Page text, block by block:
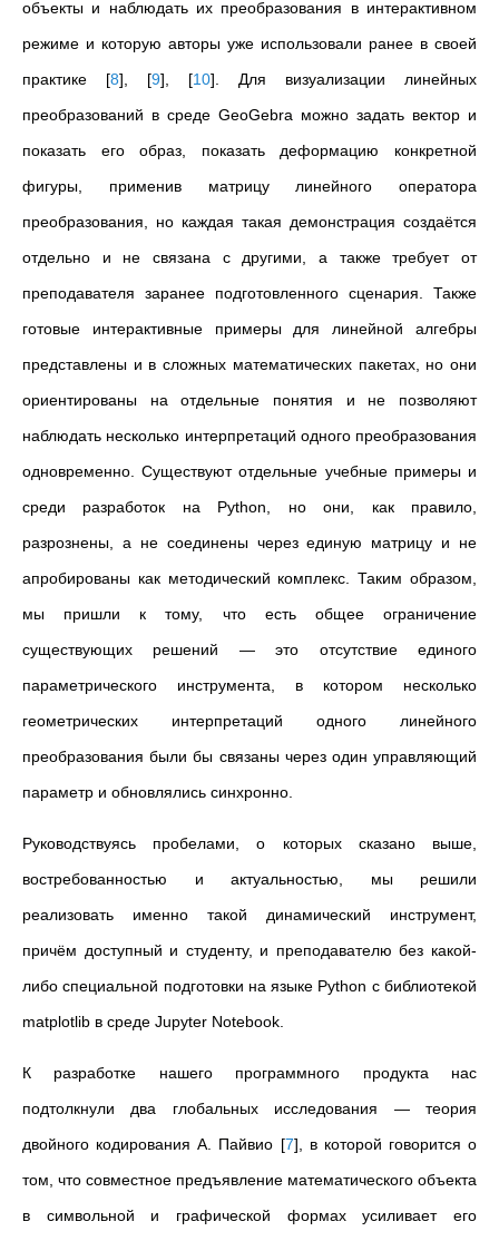
объекты и наблюдать их преобразования в интерактивном
режиме и которую авторы уже использовали ранее в своей
практике [8] [9] [10] . Для визуализации линейных
преобразований в среде GeoGebra можно задать вектор и
показать его образ, показать деформацию конкретной
фигуры, применив матрицу линейного оператора
преобразования, но каждая такая демонстрация создаётся
отдельно и не связана с другими, а также требует от
преподавателя заранее подготовленного сценария. Также
готовые интерактивные примеры для линейной алгебры
представлены и в сложных математических пакетах, но они
ориентированы на отдельные понятия и не позволяют
наблюдать несколько интерпретаций одного преобразования
одновременно. Существуют отдельные учебные примеры и
среди разработок на Python, но они, как правило,
разрознены, а не соединены через единую матрицу и не
апробированы как методический комплекс. Таким образом,
мы пришли к тому, что есть общее ограничение
существующих решений — это отсутствие единого
параметрического инструмента, в котором несколько
геометрических интерпретаций одного линейного
преобразования были бы связаны через один управляющий
параметр и обновлялись синхронно.
Руководствуясь пробелами, о которых сказано выше,
востребованностью и актуальностью, мы решили
реализовать именно такой динамический инструмент,
причём доступный и студенту, и преподавателю без какой-
либо специальной подготовки на языке Python с библиотекой
matplotlib в среде Jupyter Notebook.
К разработке нашего программного продукта нас
подтолкнули два глобальных исследования — теория
двойного кодирования А. Пайвио [7] , в которой говорится о
том, что совместное предъявление математического объекта
в символьной и графической формах усиливает его